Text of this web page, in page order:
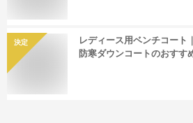
決定
レディース用ベンチコート
防寒ダウンコートのおすす